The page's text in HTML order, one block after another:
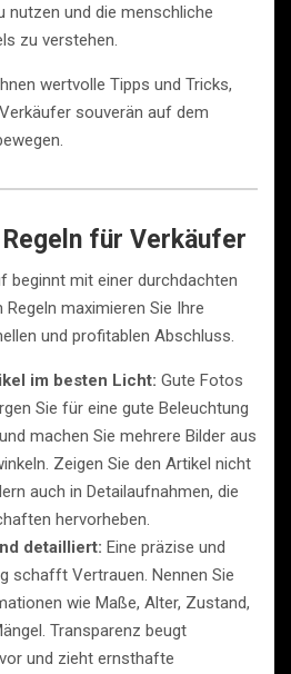
und die menschliche
zu verstehen.
wertvolle Tipps und Tricks,
souverän auf dem
Regeln für Verkäufer
beginnt mit einer durchdachten
maximieren Sie Ihre
und profitablen Abschluss.
im besten Licht: Gute Fotos
Sie für eine gute Beleuchtung
machen Sie mehrere Bilder aus
Zeigen Sie den Artikel nicht
auch in Detailaufnahmen, die
hervorheben.
detailliert: Eine präzise und
schafft Vertrauen. Nennen Sie
wie Maße, Alter, Zustand,
Transparenz beugt
und zieht ernsthafte